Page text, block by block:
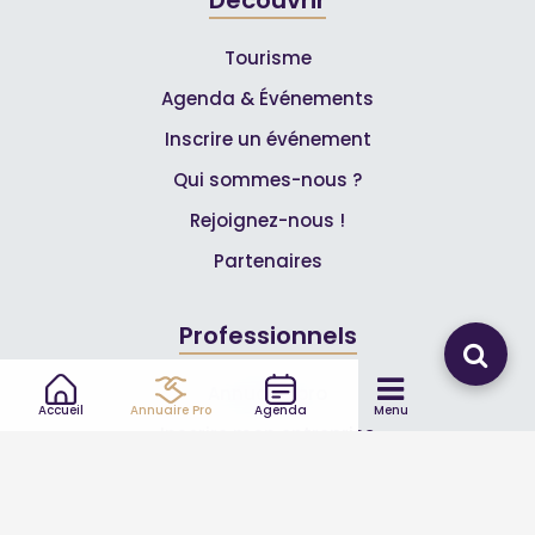
Accueil Annuaire Pro Agenda Menu
Tourisme
Agenda & Événements
Inscrire un événement
Qui sommes-nous ?
Rejoignez-nous !
Partenaires
Professionnels
Annuaire pro
Inscrire mon entreprise